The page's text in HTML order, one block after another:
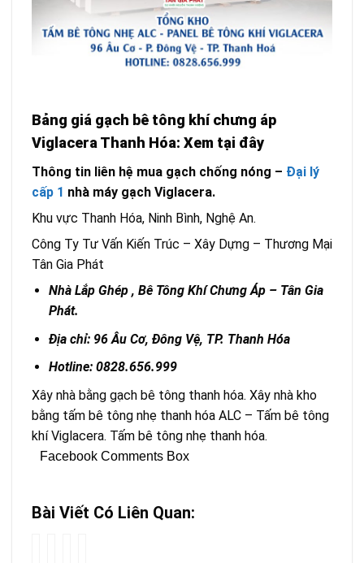
Bảng giá gạch bê tông khí chưng áp
Viglacera Thanh Hóa: Xem tại đây
Thông tin liên hệ mua gạch chống nóng – Đại lý
cấp 1 nhà máy gạch Viglacera.
Khu vực Thanh Hóa, Ninh Bình, Nghệ An.
Công Ty Tư Vấn Kiến Trúc – Xây Dựng – Thương Mại
Tân Gia Phát
Nhà Lắp Ghép , Bê Tông Khí Chưng Áp – Tân Gia
Phát.
Địa chỉ: 96 Âu Cơ, Đông Vệ, TP. Thanh Hóa
Hotline: 0828.656.999
Xây nhà bằng gạch bê tông thanh hóa. Xây nhà kho
bằng tấm bê tông nhẹ thanh hóa ALC – Tấm bê tông
khí Viglacera. Tấm bê tông nhẹ thanh hóa.
Facebook Comments Box
Bài Viết Có Liên Quan: